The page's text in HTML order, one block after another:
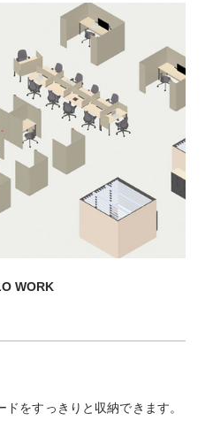
WORK
をすっきりと収納できます。